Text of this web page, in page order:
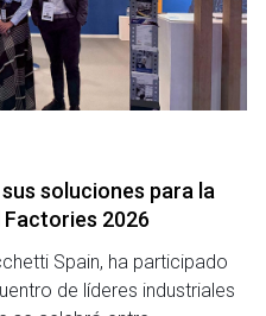
soluciones para la
Factories 2026
Spain, ha participado
de líderes industriales